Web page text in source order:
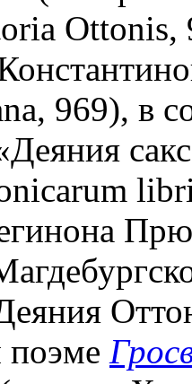
Ottonis,
969), в
поэме